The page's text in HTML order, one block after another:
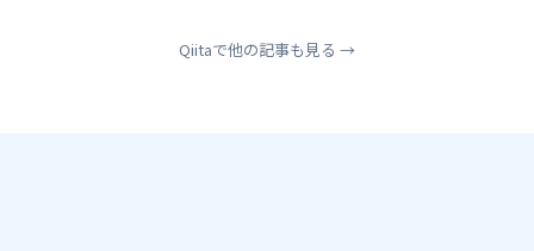
Qiitaで他の記事も見る →